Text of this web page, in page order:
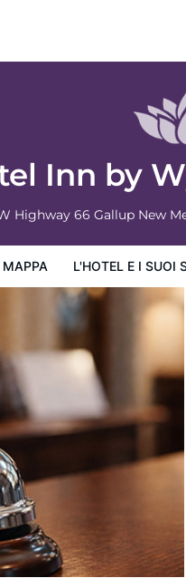
Inn by
Highway 66 Gallup New
MAPPA L'HOTEL E I SUOI